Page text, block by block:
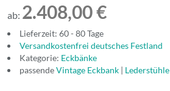
ab: 2.408,00 €
Lieferzeit: 60 - 80 Tage
Versandkostenfrei deutsches Festland
Kategorie: Eckbänke
passendeVintage Eckbank | Lederstühle